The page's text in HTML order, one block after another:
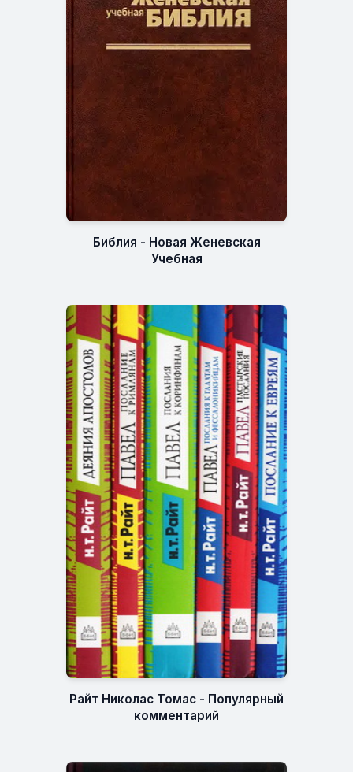
Библия - Новая Женевская
Учебная
Райт Николас Томас - Популярный
комментарий